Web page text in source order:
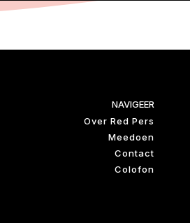
NAVIGEER
Over Red Pers
Meedoen
Contact
Colofon